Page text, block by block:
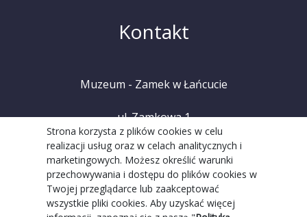
Strona korzysta z plików cookies w celu
realizacji usług oraz w celach analitycznych i
marketingowych. Możesz określić warunki
przechowywania i dostępu do plików cookies w
Twojej przeglądarce lub zaakceptować
wszystkie pliki cookies. Aby uzyskać więcej
Kontakt
Muzeum - Zamek w Łańcucie
ul. Zamkowa 1
37-100 Łańcut
tel. +48 (17) 225 20 08